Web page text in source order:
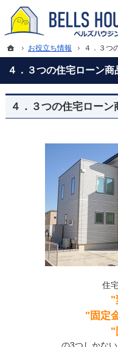
４．３つの住宅ローン商
プロの目線からご提案。山形県上
山形県上山市の新築・注文住宅・
４．３つの住宅ローン
住
"
"固定
"
ホーム
お役立ち情報 ４．３つ